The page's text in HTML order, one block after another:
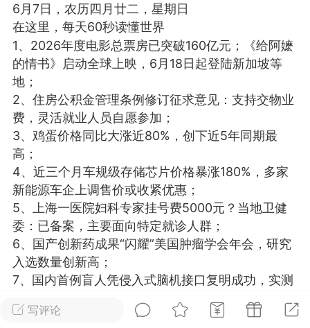
美业357 芯诗妍
每次200金币 点击购买
师 小熊水光
爆汗熊
脂
卡卡动能素
皇斯普拉雅
建术
DRYY面膜 微晶溶斑术
爆款平台 Lv.8 靓号
加盟商
26 23:18
电脑端 美业资讯
闪充小白罐
本/双效闪充，养出紧致小白脸！一、项
充小白罐 = 闪充大白肌（仪器）× 草本
产品）×极光嫩肤啫喱（产品）这是一套
护...写评论
6月7日，农历四月廿二，星期日
在这里，每天60秒读懂世界
1、2026年度电影总票房已突破160亿元；《给阿嬷
的情书》启动全球上映，6月18日起登陆新加坡等
地；
2、住房公积金管理条例修订征求意见：支持交物业
费，灵活就业人员自愿参加；
3、鸡蛋价格同比大涨近80%，创下近5年同期最
高；
4、近三个月车规级存储芯片价格暴涨180%，多家
新能源车企上调售价或收紧优惠；
5、上海一医院妇科专家挂号费5000元？当地卫健
委：已备案，主要面向特定就诊人群；
6、国产创新药成果“闪耀”美国肿瘤学会年会，研究
入选数量创新高；
7、国内首例盲人凭侵入式脑机接口复明成功，实测
8、全国首个家庭通用机器人在武汉开启体验，首批